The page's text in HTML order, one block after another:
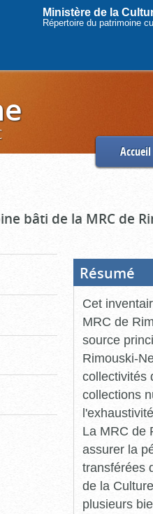
Ministère de la
Répertoire du patrimoine
Accueil
bâti de la MRC de
Résumé
Cet
MRC de
source
Rimouski-
collectivités
collections
La MRC de
assurer la
transférées
de la
plusieurs